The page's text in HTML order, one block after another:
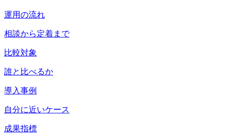
運用の流れ
相談から定着まで
比較対象
誰と比べるか
導入事例
自分に近いケース
成果指標